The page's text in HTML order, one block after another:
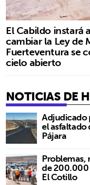
El Cabildo instará
cambiar la Ley de
Fuerteventura se
cielo abierto
NOTICIAS DE
Adjudicado
el asfaltado
Pájara
Problemas,
de 200.000
El Cotillo